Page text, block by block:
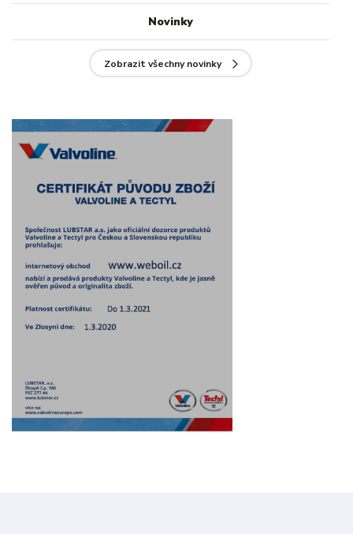
Novinky
Zobrazit všechny novinky